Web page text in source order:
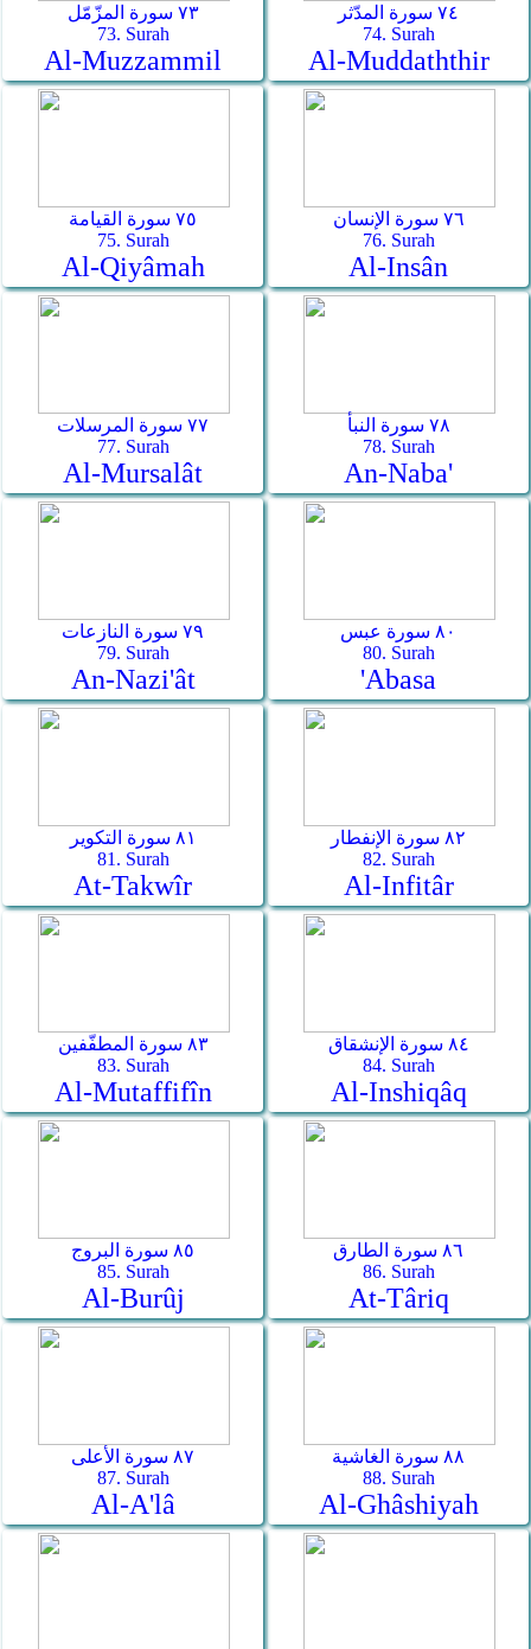
٧٣ سورة المزّمّل
73. Surah
Al-Muzzammil
٧٤ سورة المدّثر
74. Surah
Al-Muddaththir
٧٥ سورة القيامة
75. Surah
Al-Qiyâmah
٧٦ سورة الإنسان
76. Surah
Al-Insân
٧٧ سورة المرسلات
77. Surah
Al-Mursalât
٧٨ سورة النبأ
78. Surah
An-Naba'
٧٩ سورة النازعات
79. Surah
An-Nazi'ât
٨٠ سورة عبس
80. Surah
'Abasa
٨١ سورة التكوير
81. Surah
At-Takwîr
٨٢ سورة الإنفطار
82. Surah
Al-Infitâr
٨٣ سورة المطفّفين
83. Surah
Al-Mutaffifîn
٨٤ سورة الإنشقاق
84. Surah
Al-Inshiqâq
٨٥ سورة البروج
85. Surah
Al-Burûj
٨٦ سورة الطارق
86. Surah
At-Târiq
٨٧ سورة الأعلى
87. Surah
Al-A'lâ
٨٨ سورة الغاشية
88. Surah
Al-Ghâshiyah